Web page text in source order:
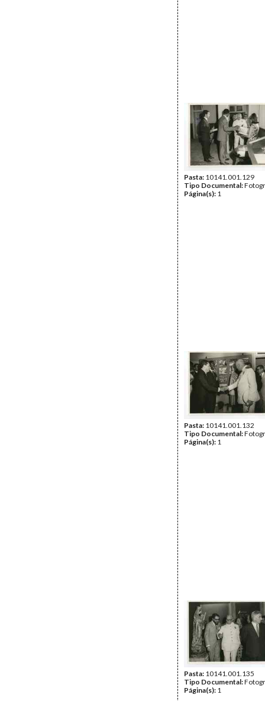
Pasta: 10141.001.129
Tipo Documental:
Página(s): 1
Pasta: 10141.001.132
Tipo Documental:
Página(s): 1
Pasta: 10141.001.135
Tipo Documental:
Página(s): 1